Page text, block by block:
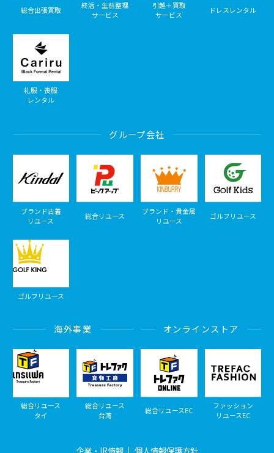
総合出張買取
終活・生前整理
サービス
引越＋買取
サービス
ドレスレンタル
礼服・喪服
レンタル
グループ会社
ブランド古着
リユース
総合リユース
ブランド・貴金属
リユース
ゴルフリユース
ゴルフリユース
海外事業
総合リユース
タイ
総合リユース
台湾
オンラインストア
総合リユースEC
ファッション
リユースEC
企業・IR情報 個人情報保護方針